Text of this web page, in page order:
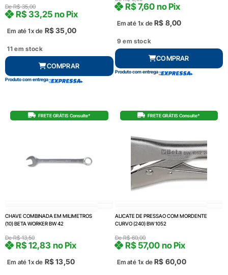
DeR$35,00
Em até 1x de R$35,00
R$33,25 no Pix
11 em stock
COMPRAR
Produto com entrega
Em até 1x de R$ 8,00
R$7,60 no Pix
9 em stock
COMPRAR
Produto com entrega
FRETE GRÁTIS Consulte*
CHAVE COMBINADA EM MILIMETROS
(10) BETA WORKER BW 42
DeR$13,50
Em até 1x de R$13,50
R$12,83 no Pix
FRETE GRÁTIS Consulte*
ALICATE DE PRESSAO COM MORDENTE
CURVO (240) BW 1052
DeR$60,00
Em até 1x de R$ 60,00
R$ 57,00 no Pix